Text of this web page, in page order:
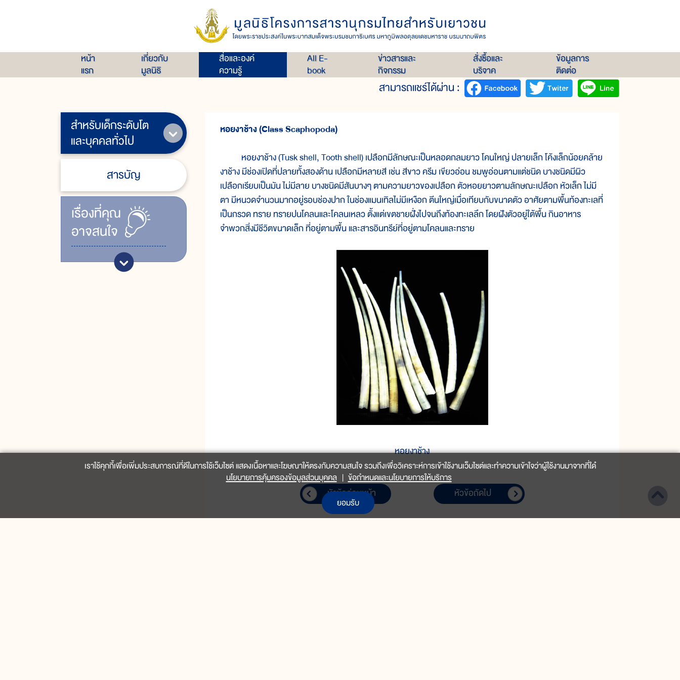
หน้า
แรก
เกี่ยวกับ
มูลนิธิ
สื่อและองค์
ความรู้
All E-
book
ข่าวสารและ
กิจกรรม
สั่งซื้อและ
บริจาค
ข้อมูลการ
ติดต่อ
เล่ม 34
หอยในทะเลไทย
สามารถแชร์ได้ผ่าน :
สำหรับเด็กระดับโต
และบุคคลทั่วไป
สารบัญ
เรื่ิองที่คุณ
อาจสนใจ
หอยงาช้าง (Class Scaphopoda)
หอยงาช้าง (Tusk shell, Tooth shell) เปลือกมีลักษณะเป็นหลอดกลมยาว โคนใหญ่ ปลายเล็ก โค้งเล็กน้อยคล้าย
งาช้าง มีช่องเปิดที่ปลายทั้งสองด้าน เปลือกมีหลายสี เช่น สีขาว ครีม เขียวอ่อน ชมพูอ่อนตามแต่ชนิด บางชนิดมีผิว
เปลือกเรียบเป็นมัน ไม่มีลาย บางชนิดมีสันบางๆ ตามความยาวของเปลือก ตัวหอยยาวตามลักษณะเปลือก หัวเล็ก ไม่มี
ตา มีหนวดจำนวนมากอยู่รอบช่องปาก ในช่องแมนเทิลไม่มีเหงือก ตีนใหญ่เมื่อเทียบกับขนาดตัว อาศัยตามพื้นท้องทะเลที่
เป็นกรวด ทราย ทรายปนโคลนและโคลนเหลว ตั้งแต่เขตชายฝั่งไปจนถึงท้องทะเลลึก โดยฝังตัวอยู่ใต้พื้น กินอาหาร
จำพวกสิ่งมีชีวิตขนาดเล็ก ที่อยู่ตามพื้น และสารอินทรีย์ที่อยู่ตามโคลนและทราย
หอยงาช้าง
หัวข้อก่อนหน้า หัวข้อถัดไป
เราใช้คุกกี้เพื่อเพิ่มประสบการณ์ที่ดีในการใช้เว็บไซต์ แสดงเนื้อหาและโฆษณาให้ตรงกับความสนใจ รวมถึงเพื่อวิเคราะห์การเข้าใช้งานเว็บไซต์และทำความเข้าใจว่าผู้ใช้งานมาจากที่ใด๋
นโยบายการคุ้มครองข้อมูลส่วนบุคคล | ข้อกำหนดและนโยบายการให้บริการ
ยอมรับ